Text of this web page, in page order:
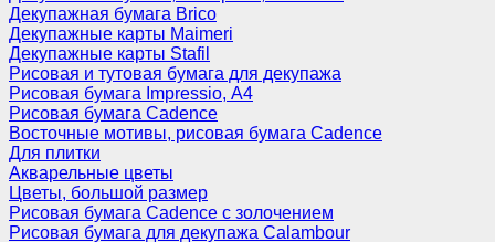
Декупажная бумага Brico
Декупажные карты Maimeri
Декупажные карты Stafil
Рисовая и тутовая бумага для декупажа
Рисовая бумага Impressio, А4
Рисовая бумага Cadence
Восточные мотивы, рисовая бумага Cadence
Для плитки
Акварельные цветы
Цветы, большой размер
Рисовая бумага Cadence c золочением
Рисовая бумага для декупажа Calambour